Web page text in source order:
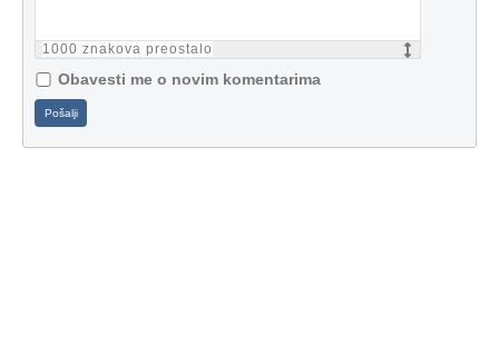
1000 znakova preostalo
Obavesti me o novim komentarima
Pošalji